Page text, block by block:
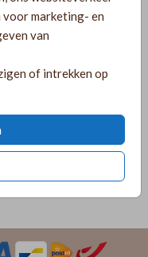
voor marketing- en
van
of intrekken op